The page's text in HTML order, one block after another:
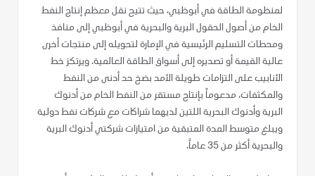
لمنظومة الطاقة في أبوظبي، حيث تتيح نقل معظم إنتاج النفط
الخام من أصول الحقول البرية والبحرية في أبوظبي إلى منافذ
ومحطات التسليم الرئيسية في الإمارة لتحويله إلى منتجات أخرى
عالية القيمة أو تصديره إلى أسواق الطاقة العالمية. ويرتكز خط
الأنابيب على التزامات طويلة الأمد بضخ حد أدنى من النفط
والمكثفات، مدعوماً بإنتاج مستقر من النفط الخام من أدنوك
البرية وأدنوك البحرية اللتين لديهما شراكات مع شركات نفط دولية
ويبلغ متوسط المدة المتبقية من امتيازات شركتي أدنوك البرية
والبحرية أكثر من 35 عاماً.